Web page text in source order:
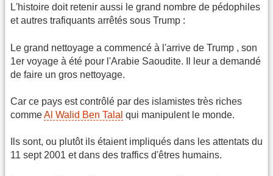
L'histoire doit retenir aussi le grand nombre de pédophiles
et autres trafiquants arrêtés sous Trump :
Le grand nettoyage a commencé à l'arrive de Trump , son
1er voyage à été pour l'Arabie Saoudite. Il leur a demandé
de faire un gros nettoyage.
Car ce pays est contrôlé par des islamistes très riches
commeAl Walid Ben Talal qui manipulent le monde.
Ils sont, ou plutôt ils étaient impliqués dans les attentats du
11 sept 2001 et dans des traffics d'êtres humains.